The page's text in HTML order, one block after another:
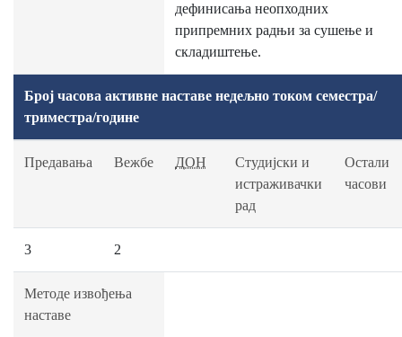
дефинисања неопходних
припремних радњи за сушење и
складиштење.
Број часова активне наставе недељно током семестра/
триместра/године
Предавања Вежбе ДОН
Студијски и
истраживачки
рад
Остали
часови
3 2
Методе извођења
наставе